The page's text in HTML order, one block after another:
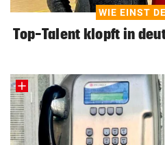
WIE EINST
Top-Talent klopft in